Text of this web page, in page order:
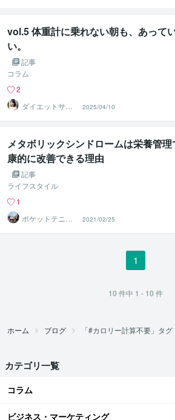
養士ちえ
vol.5 体重計に乗れない朝も、あって
い。
記事
コラム
2
ダイエットサポ
ーター＊管理栄
養士ちえ
2025/04/10
メタボリックシンドロームは栄養管理
康的に改善できる理由
記事
ライフスタイル
1
ポケットテニス
トレーナーズ
2021/02/25
1
10 件中 1 - 10 件
ホーム ブログ 「#カロリー計算不要」タグ
カテゴリ一覧
コラム
ビジネス・マーケティング